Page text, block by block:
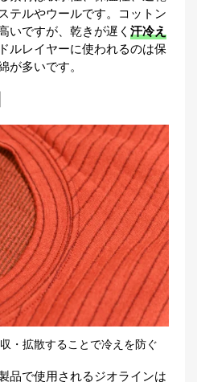
テルやウールです。コットン
いですが、乾きが遅く 汗冷え
ルレイヤーに使われるのは保
多いです。
・拡散することで冷えを防ぐ
品で使用されるジオラインは